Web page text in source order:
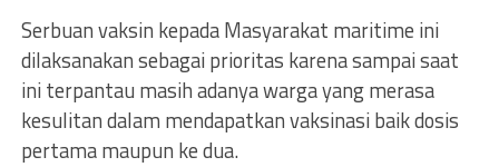
Serbuan vaksin kepada Masyarakat maritime ini
dilaksanakan sebagai prioritas karena sampai saat
ini terpantau masih adanya warga yang merasa
kesulitan dalam mendapatkan vaksinasi baik dosis
pertama maupun ke dua.